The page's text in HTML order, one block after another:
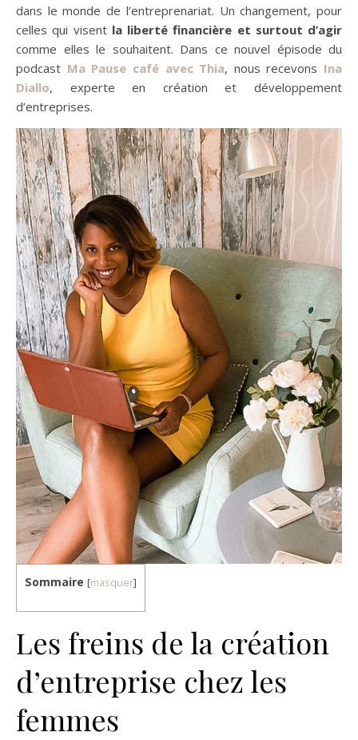
dans le monde de l’entreprenariat. Un changement, pour
celles qui visent la liberté financière et surtout d’agir
comme elles le souhaitent. Dans ce nouvel épisode du
podcast Ma Pause café avec Thia, nous recevons Ina
Diallo, experte en création et développement
d’entreprises.
Sommaire [masquer]
Les freins de la création
d’entreprise chez les
femmes